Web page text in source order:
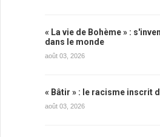
« La vie de Bohème » :
dans le monde
août 03, 2026
« Bâtir » : le racisme inscrit
août 03, 2026